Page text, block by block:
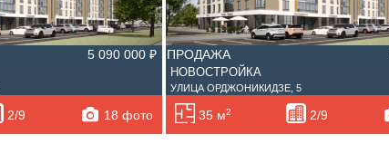
5 090 000 ₽
2/9 18 фото
ПРОДАЖА
НОВОСТРОЙКА
УЛИЦА ОРДЖОНИКИДЗЕ, 5
35 м2 2/9